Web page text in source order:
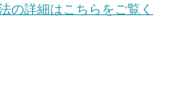
の詳細はこちらをご覧く